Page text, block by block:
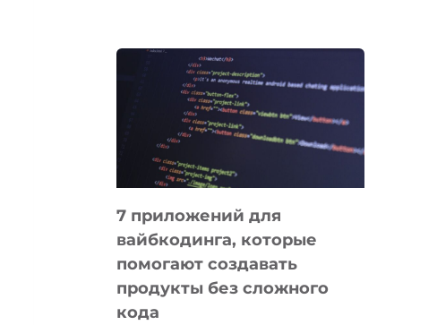
О
ВЕНЧУРНОМ
ФИНАНСИРОВАНИИ
7 приложений для
вайбкодинга, которые
помогают создавать
продукты без сложного
кода